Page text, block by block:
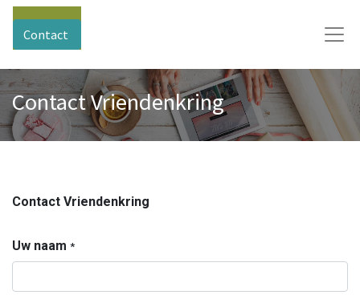
Contact
Contact Vriendenkring
Contact Vriendenkring
Uw naam *